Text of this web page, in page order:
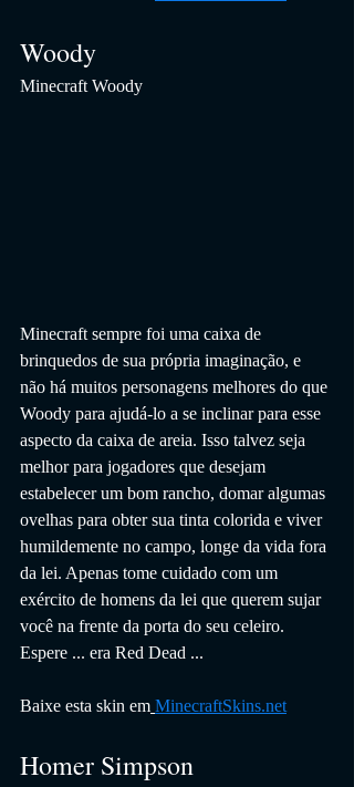
Woody
Minecraft Woody
Minecraft sempre foi uma caixa de
brinquedos de sua própria imaginação, e
não há muitos personagens melhores do que
Woody para ajudá-lo a se inclinar para esse
aspecto da caixa de areia. Isso talvez seja
melhor para jogadores que desejam
estabelecer um bom rancho, domar algumas
ovelhas para obter sua tinta colorida e viver
humildemente no campo, longe da vida fora
da lei. Apenas tome cuidado com um
exército de homens da lei que querem sujar
você na frente da porta do seu celeiro.
Espere ... era Red Dead ...
Baixe esta skin em MinecraftSkins.net
Homer Simpson